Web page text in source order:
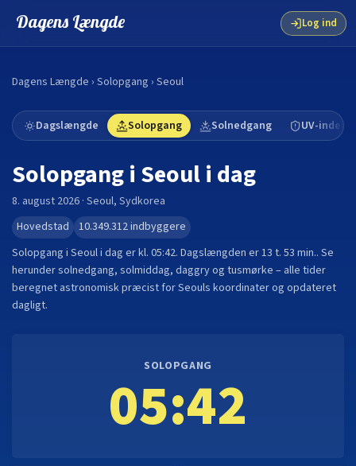
Dagens Længde Log ind
Dagens Længde › Solopgang › Seoul
Dagslængde Solopgang Solnedgang UV-indeks
Solopgang i Seouli dag
8. august 2026 · Seoul, Sydkorea
Hovedstad
10.349.312indbyggere
Solopgang i Seouli dag er kl. 05:42. Dagslængden er13 t. 53 min.. Se
herunder solnedgang, solmiddag, daggry og tusmørke – alle tider
beregnet astronomisk præcist forSeouls koordinater og opdateret
dagligt.
SOLOPGANG
05:42